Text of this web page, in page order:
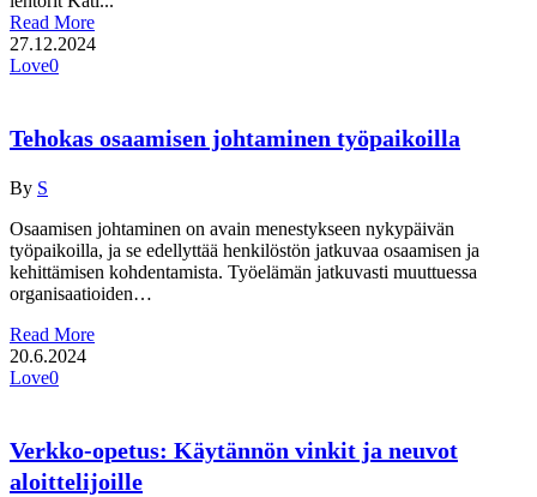
Read More
27.12.2024
Love0
Tehokas osaamisen johtaminen työpaikoilla
By S
Osaamisen johtaminen on avain menestykseen nykypäivän
työpaikoilla, ja se edellyttää henkilöstön jatkuvaa osaamisen ja
kehittämisen kohdentamista. Työelämän jatkuvasti muuttuessa
organisaatioiden…
Read More
20.6.2024
Love0
Verkko-opetus: Käytännön vinkit ja neuvot
aloittelijoille